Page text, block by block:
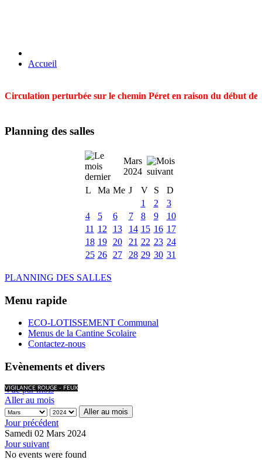
Accueil
Circulation perturbée sur le chemin Péret en raison du début
Planning des salles
Mars
2024
L
Ma Me J V S
D
1
2
3
4
5 6 7 8 9
10
11 12 13 14 15 16 17
18 19 20 21 22 23 24
25 26 27 28 29 30 31
PLANNING DES SALLES
Menu rapide
ECO-LOTISSEMENT Communal
Menus de la Cantine Scolaire
Contactez-nous
Evènements et divers
VIGILANCE ROUGE - FEUX
Vue par mois
Aller au mois
Aller au mois
Jour précédent
Samedi 02 Mars 2024
Jour suivant
No events were found